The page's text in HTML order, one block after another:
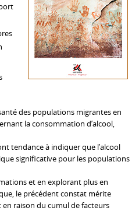
des populations migrantes en
la consommation d’alcool,
tendance à indiquer que l’alcool
significative pour les populations
et en explorant plus en
le précédent constat mérite
raison du cumul de facteurs